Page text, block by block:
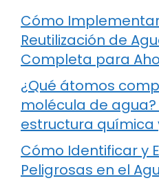
Cómo
Reutilización de
Completa para
¿Qué átomos
molécula de
estructura química
Cómo Identificar y
Peligrosas en el